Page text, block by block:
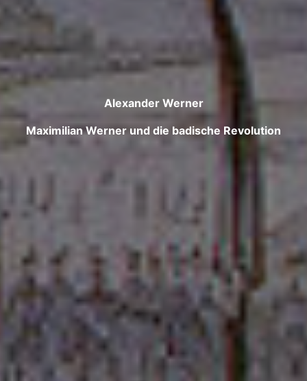
Alexander Werner
Maximilian Werner und die badische Revolution